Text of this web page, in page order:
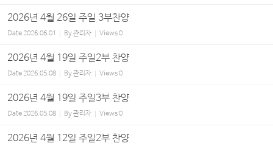
2026년 4월 26일 주일 3부찬양
Date2026.06.01 By관리자 Views0
2026년 4월 19일 주일2부 찬양
Date2026.05.08 By관리자 Views0
2026년 4월 19일 주일3부 찬양
Date2026.05.08 By관리자 Views0
2026년 4월 12일 주일2부 찬양